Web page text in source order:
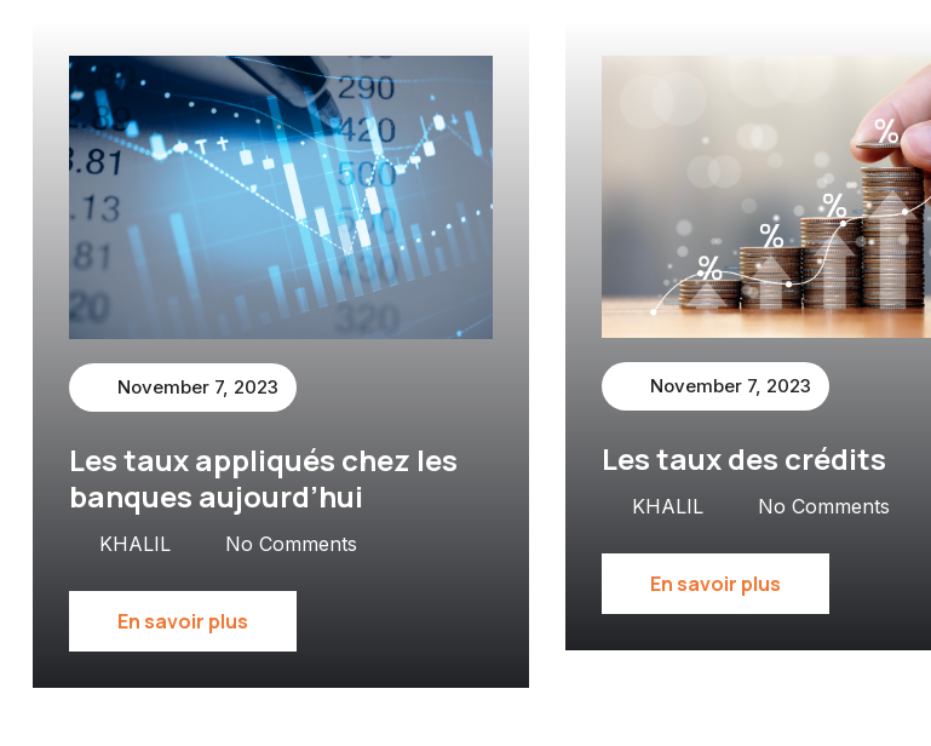
November 7, 2023
Les taux appliqués chez les
banques aujourd’hui
KHALIL No Comments
En savoir plus
November 7, 2023
Les taux des crédits
KHALIL No Comments
En savoir plus